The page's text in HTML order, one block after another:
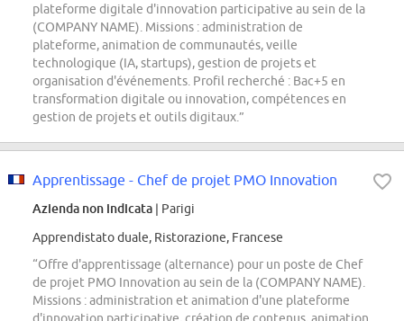
plateforme digitale d'innovation participative au sein de la
(COMPANY NAME). Missions : administration de
plateforme, animation de communautés, veille
technologique (IA, startups), gestion de projets et
organisation d'événements. Profil recherché : Bac+5 en
transformation digitale ou innovation, compétences en
gestion de projets et outils digitaux.”
Apprentissage - Chef de projet PMO Innovation
Azienda non indicata | Parigi
Apprendistato duale, Ristorazione, Francese
“Offre d'apprentissage (alternance) pour un poste de Chef
de projet PMO Innovation au sein de la (COMPANY NAME).
Missions : administration et animation d'une plateforme